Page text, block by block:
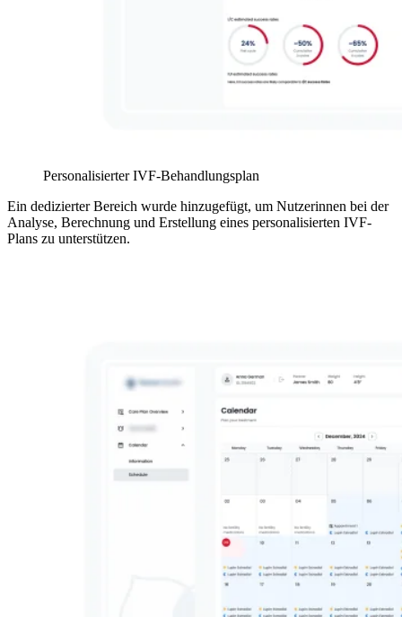
Personalisierter IVF-Behandlungsplan
Ein dedizierter Bereich wurde hinzugefügt, um Nutzerinnen bei der
Analyse, Berechnung und Erstellung eines personalisierten IVF-
Plans zu unterstützen.